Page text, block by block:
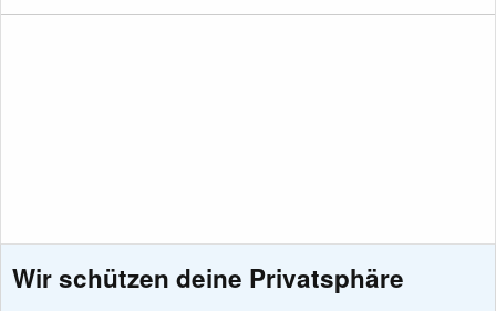
Wir schützen deine Privatsphäre